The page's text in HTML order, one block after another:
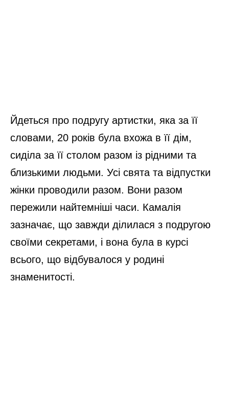
Йдеться про подругу артистки, яка за її
словами, 20 років була вхожа в її дім,
сиділа за її столом разом із рідними та
близькими людьми. Усі свята та відпустки
жінки проводили разом. Вони разом
пережили найтемніші часи. Камалія
зазначає, що завжди ділилася з подругою
своїми секретами, і вона була в курсі
всього, що відбувалося у родині
знаменитості.